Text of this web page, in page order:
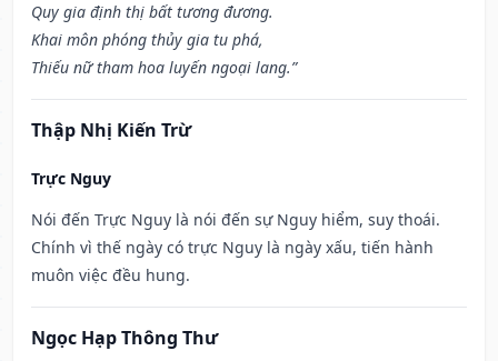
Quy gia định thị bất tương đương.
Khai môn phóng thủy gia tu phá,
Thiếu nữ tham hoa luyến ngoại lang.”
Thập Nhị Kiến Trừ
Trực Nguy
Nói đến Trực Nguy là nói đến sự Nguy hiểm, suy thoái.
Chính vì thế ngày có trực Nguy là ngày xấu, tiến hành
muôn việc đều hung.
Ngọc Hạp Thông Thư